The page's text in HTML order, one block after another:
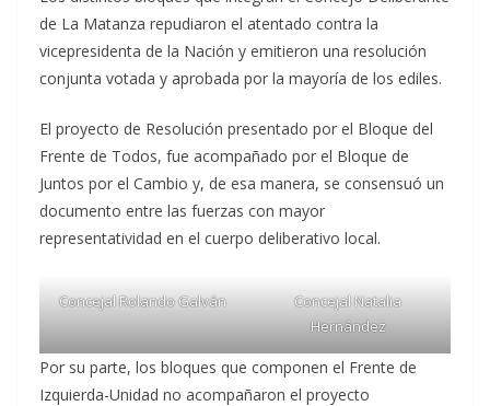
de La Matanza repudiaron el atentado contra la
vicepresidenta de la Nación y emitieron una resolución
conjunta votada y aprobada por la mayoría de los ediles.
El proyecto de Resolución presentado por el Bloque del
Frente de Todos, fue acompañado por el Bloque de
Juntos por el Cambio y, de esa manera, se consensuó un
documento entre las fuerzas con mayor
representatividad en el cuerpo deliberativo local.
Concejal Rolando Galván
Concejal Natalia
Hernández
Por su parte, los bloques que componen el Frente de
Izquierda-Unidad no acompañaron el proyecto